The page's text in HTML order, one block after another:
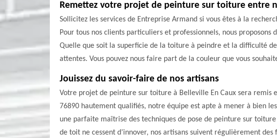
Remettez votre projet de peinture sur toiture entre
Sollicitez les services de Entreprise Armand si vous êtes à la
Pour tous nos clients particuliers et professionnels, nous
Quelle que soit la superficie de la toiture à peindre et la difficulté
attentes. Vous pouvez nous faire part de la couleur que vous
Jouissez du savoir-faire de nos artisans
Votre projet de peinture sur toiture à Belleville En Caux sera remis
76890 hautement qualifiés, notre équipe est apte à mener à bien
une parfaite maîtrise des techniques de pose de peinture sur
de toit ne cessent d’innover, nos artisans suivent régulièrement